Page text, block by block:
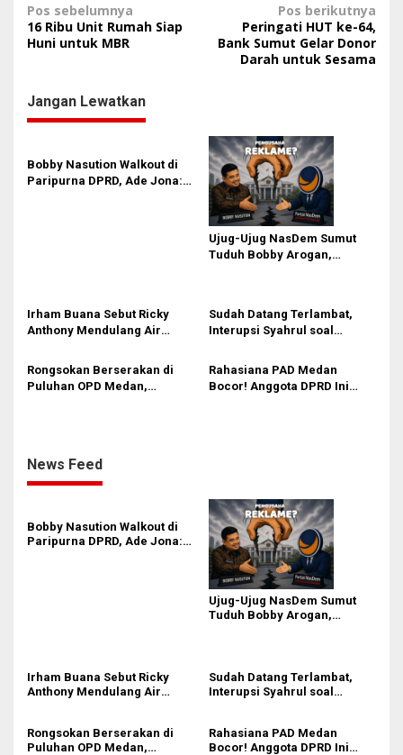
N
a
i
g
s
i
Pos sebelumnya
16 Ribu Unit Rumah Siap
Huni untuk MBR
Pos berikutnya
Peringati HUT ke-64,
Bank Sumut Gelar Donor
Darah untuk Sesama
Jangan Lewatkan
Bobby Nasution Walkout di
Paripurna DPRD, Ade Jona:
Ujug-Ujug NasDem Sumut
Tuduh Bobby Arogan,
Irham Buana Sebut Ricky
Anthony Mendulang Air
Sudah Datang Terlambat,
Interupsi Syahrul soal
Sumut Tak Diakui Fraksi PDIP
Rongsokan Berserakan di
Puluhan OPD Medan,
Rahasiana PAD Medan
Bocor! Anggota DPRD Ini
News Feed
Bobby Nasution Walkout di
Paripurna DPRD, Ade Jona:
Ujug-Ujug NasDem Sumut
Tuduh Bobby Arogan,
Irham Buana Sebut Ricky
Anthony Mendulang Air
Sudah Datang Terlambat,
Interupsi Syahrul soal
Rongsokan Berserakan di
Puluhan OPD Medan,
Rahasiana PAD Medan
Bocor! Anggota DPRD Ini